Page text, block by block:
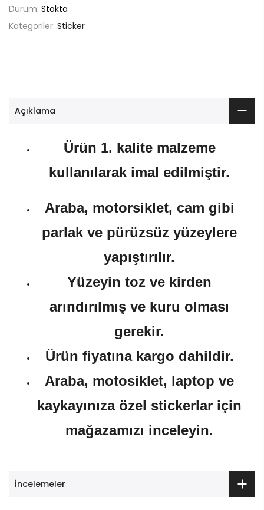
Durum: Stokta
Kategoriler: Sticker
Açıklama
Ürün 1. kalite malzeme
kullanılarak imal edilmiştir.
Araba, motorsiklet, cam gibi
parlak ve pürüzsüz yüzeylere
yapıştırılır.
Yüzeyin toz ve kirden
arındırılmış ve kuru olması
gerekir.
Ürün fiyatına kargo dahildir.
Araba, motosiklet, laptop ve
kaykayınıza özel stickerlar için
mağazamızı inceleyin.
İncelemeler